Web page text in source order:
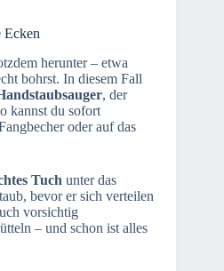
Ecken
herunter – etwa
bohrst. In diesem Fall
, der
kannst du sofort
oder auf das
Tuch unter das
bevor er sich verteilen
vorsichtig
– und schon ist alles